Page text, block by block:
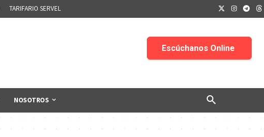
TARIFARIO SERVEL
NOSOTROS